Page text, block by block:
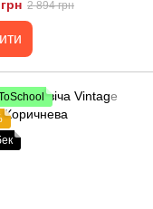
2 894 грн